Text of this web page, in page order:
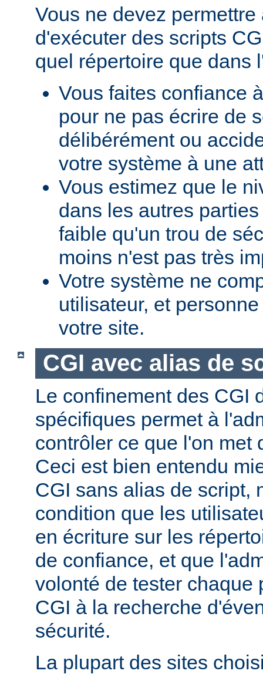
Vous ne devez
d'exécuter des scripts
quel répertoire que dans
Vous faites confiance
pour ne pas écrire de
délibérément ou
votre système à une
Vous estimez que le
dans les autres
faible qu'un trou de
moins n'est pas très
Votre système ne
utilisateur, et
votre site.
CGI avec alias de
Le confinement des CGI
spécifiques permet à
contrôler ce que l'on met
Ceci est bien entendu
CGI sans alias de script,
condition que les
en écriture sur les
de confiance, et que
volonté de tester chaque
CGI à la recherche
sécurité.
La plupart des sites